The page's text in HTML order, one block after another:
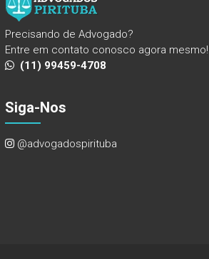
Precisando de Advogado?
Entre em contato conosco agora mesmo!
(11) 99459-4708
Siga-Nos
@advogadospirituba